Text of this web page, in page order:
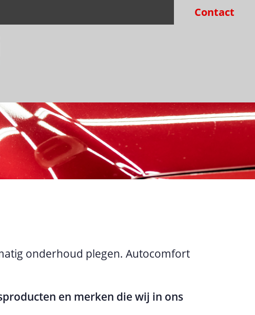
Contact
onderhoud plegen. Autocomfort
en merken die wij in ons